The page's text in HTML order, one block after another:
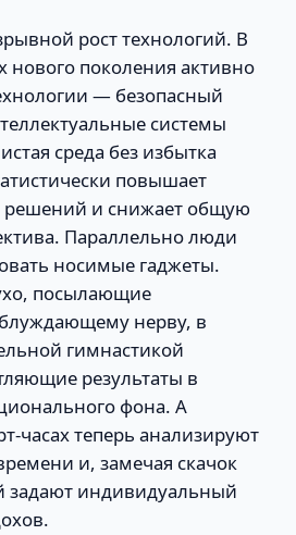
рост технологий. В
нового поколения активно
— безопасный
системы
среда без избытка
повышает
решений и снижает общую
Параллельно люди
носимые гаджеты.
посылающие
нерву, в
гимнастикой
результаты в
фона. А
часах теперь анализируют
и, замечая скачок
задают индивидуальный